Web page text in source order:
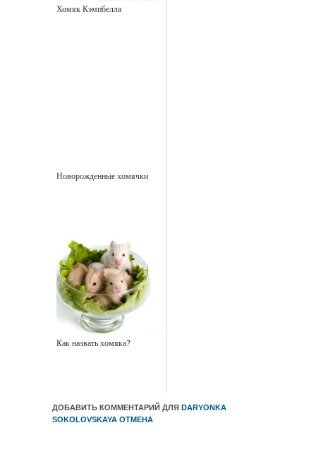
Хомяк Кэмпбелла
Новорожденные хомячки
Как назвать хомяка?
ДОБАВИТЬ КОММЕНТАРИЙ ДЛЯ DARYONKA
SOKOLOVSKAYA ОТМЕНА